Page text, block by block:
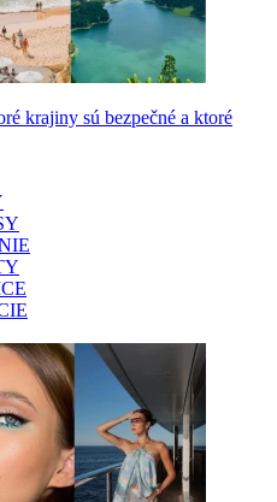
krajiny sú bezpečné a ktoré